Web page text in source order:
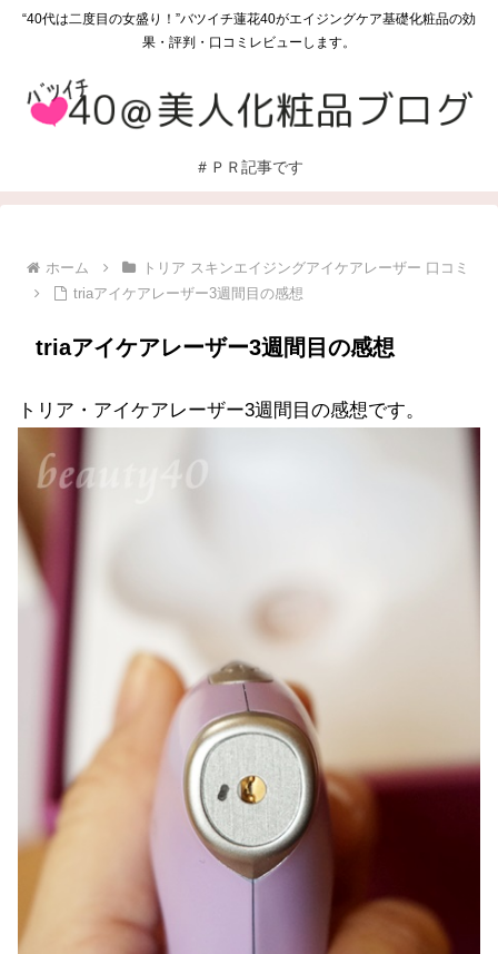
“40代は二度目の女盛り！”バツイチ蓮花40がエイジングケア基礎化粧品の効
果・評判・口コミレビューします。
＃ＰＲ記事です
ホーム
トリア スキンエイジングアイケアレーザー 口コミ
triaアイケアレーザー3週間目の感想
triaアイケアレーザー3週間目の感想
トリア・アイケアレーザー3週間目の感想です。